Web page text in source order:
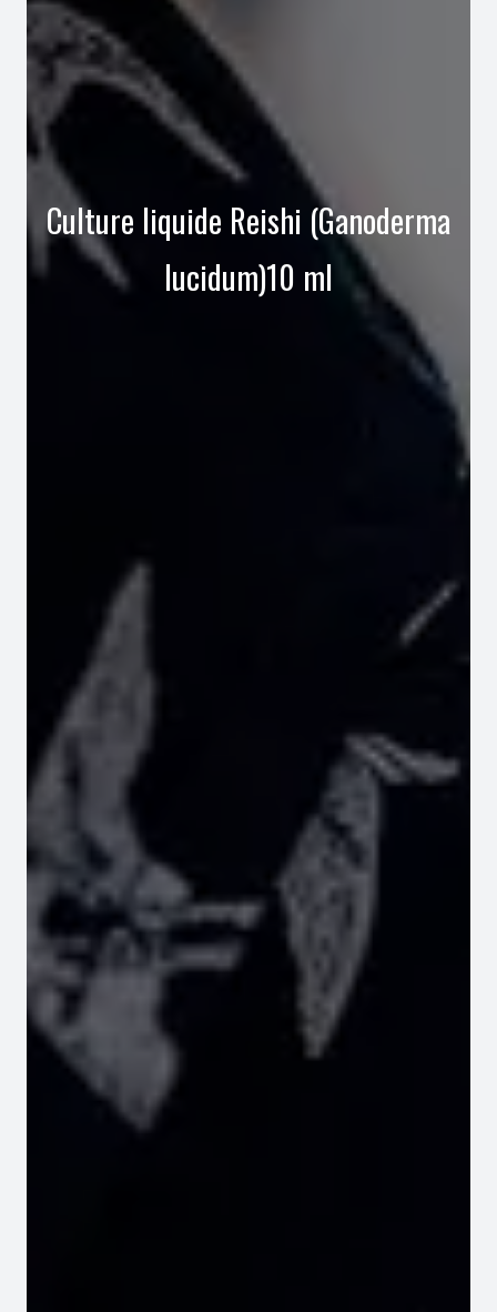
Culture liquide Reishi (Ganoderma
lucidum)10 ml